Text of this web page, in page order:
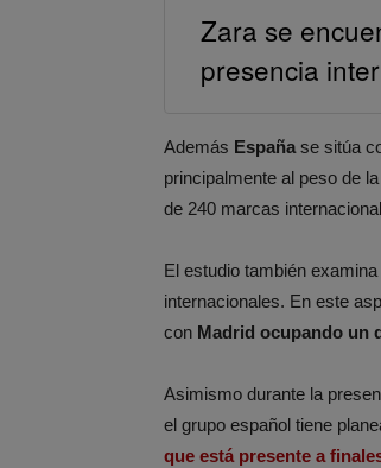
Zara se
presencia
Además España se sitúa
principalmente al peso de
de 240 marcas
El estudio también
internacionales. En este
con Madrid ocupando un
Asimismo durante la
el grupo español tiene
que está presente a